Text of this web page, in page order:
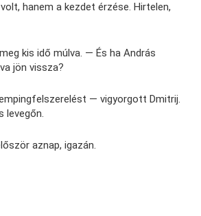
hanem a kezdet érzése. Hirtelen,
kis idő múlva. — És ha András
jön vissza?
— vigyorgott Dmitrij.
levegőn.
aznap, igazán.